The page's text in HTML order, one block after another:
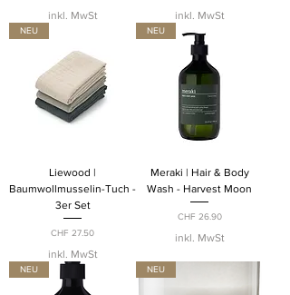
inkl. MwSt inkl. MwSt
NEU
Liewood |
Baumwollmusselin-Tuch -
3er Set
Preis
CHF 27.50
inkl. MwSt
NEU
Meraki | Hair & Body
Wash - Harvest Moon
Preis
CHF 26.90
inkl. MwSt
NEU NEU